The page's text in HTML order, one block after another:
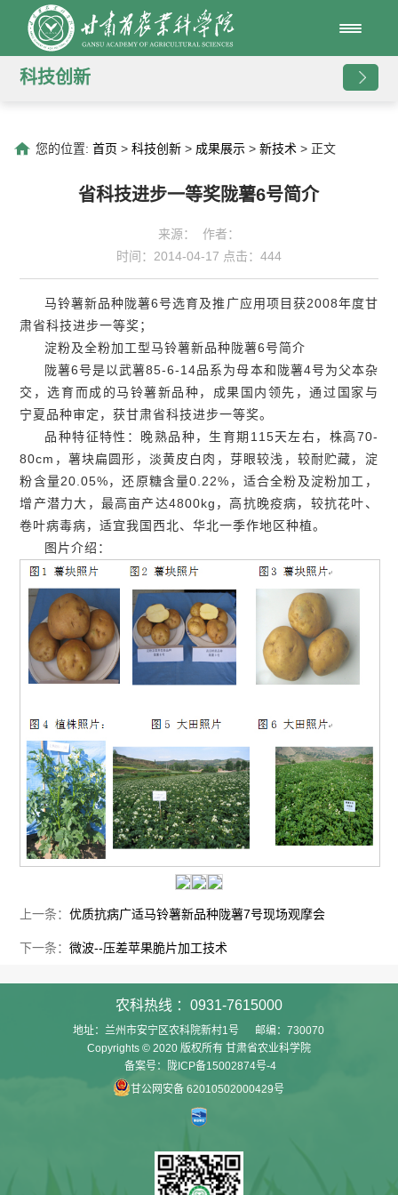
科技创新
您的位置: 首页 > 科技创新 > 成果展示 > 新技术 > 正文
省科技进步一等奖陇薯6号简介
来源： 作者：
时间：2014-04-17 点击： 444
马铃薯新品种陇薯6号选育及推广应用项目获2008年度甘
肃省科技进步一等奖；
淀粉及全粉加工型马铃薯新品种陇薯6号简介
陇薯6号是以武薯85-6-14品系为母本和陇薯4号为父本杂
交，选育而成的马铃薯新品种，成果国内领先，通过国家与
宁夏品种审定，获甘肃省科技进步一等奖。
品种特征特性：晚熟品种，生育期115天左右，株高70-
80cm，薯块扁圆形，淡黄皮白肉，芽眼较浅，较耐贮藏，淀
粉含量20.05%，还原糖含量0.22%，适合全粉及淀粉加工，
增产潜力大，最高亩产达4800kg，高抗晚疫病，较抗花叶、
卷叶病毒病，适宜我国西北、华北一季作地区种植。
图片介绍：
上一条：优质抗病广适马铃薯新品种陇薯7号现场观摩会
下一条：微波--压差苹果脆片加工技术
农科热线 ：0931-7615000
地址：兰州市安宁区农科院新村1号 邮编：730070
Copyrights © 2020 版权所有 甘肃省农业科学院
备案号：陇ICP备15002874号-4
甘公网安备 62010502000429号